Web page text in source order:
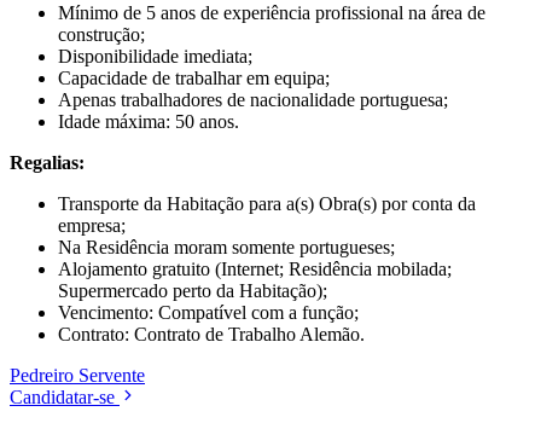
Mínimo de 5 anos de experiência profissional na área de
construção;
Disponibilidade imediata;
Capacidade de trabalhar em equipa;
Apenas trabalhadores de nacionalidade portuguesa;
Idade máxima: 50 anos.
Regalias:
Transporte da Habitação para a(s) Obra(s) por conta da
empresa;
Na Residência moram somente portugueses;
Alojamento gratuito (Internet; Residência mobilada;
Supermercado perto da Habitação);
Vencimento: Compatível com a função;
Contrato: Contrato de Trabalho Alemão.
Pedreiro Servente
Candidatar-se